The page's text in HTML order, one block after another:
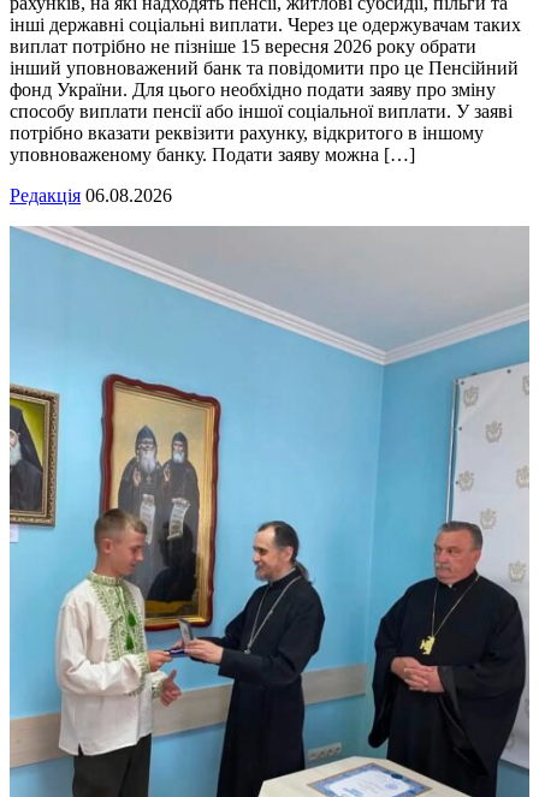
інші державні соціальні виплати. Через це одержувачам таких
виплат потрібно не пізніше 15 вересня 2026 року обрати
інший уповноважений банк та повідомити про це Пенсійний
фонд України. Для цього необхідно подати заяву про зміну
способу виплати пенсії або іншої соціальної виплати. У заяві
потрібно вказати реквізити рахунку, відкритого в іншому
уповноваженому банку. Подати заяву можна […]
Редакція 06.08.2026